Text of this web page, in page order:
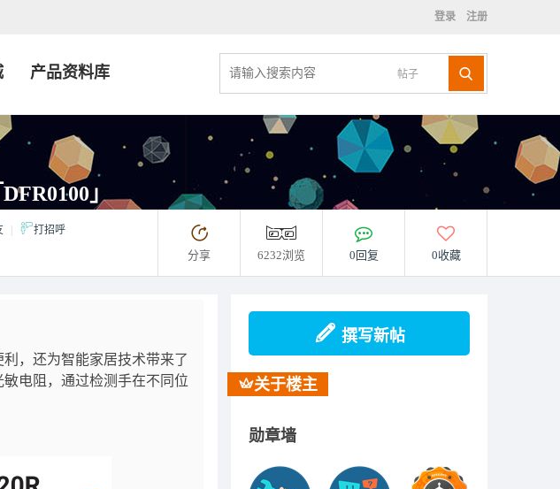
登录 注册
帖子
产品资料库
」
打招呼
分享 6232浏览 0回复 0收藏
，还为智能家居技术带来了
电阻，通过检测手在不同位
撰写新帖
关于楼主
勋章墙